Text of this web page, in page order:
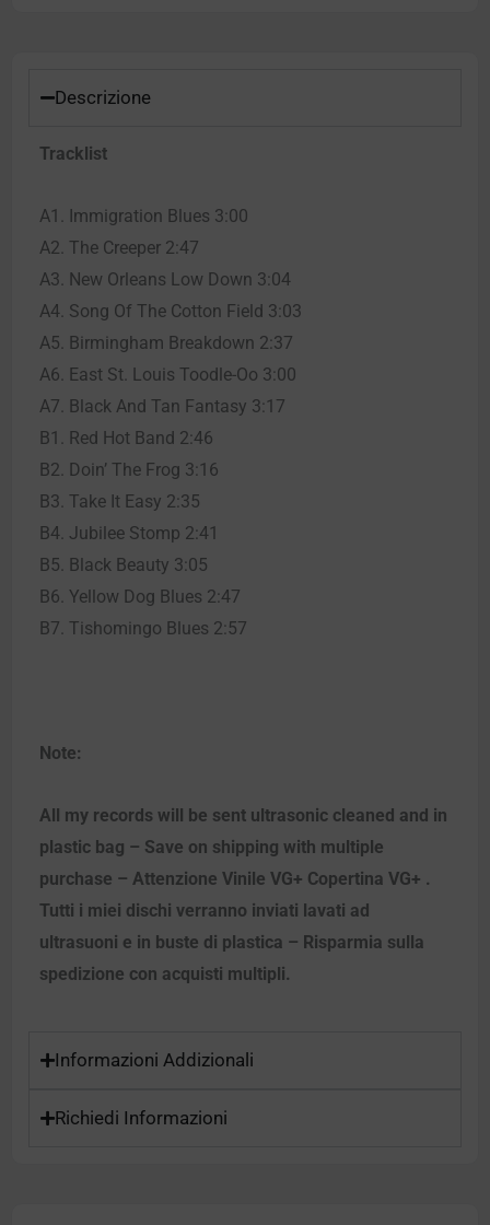
Descrizione
Tracklist
A1. Immigration Blues 3:00
A2. The Creeper 2:47
A3. New Orleans Low Down 3:04
A4. Song Of The Cotton Field 3:03
A5. Birmingham Breakdown 2:37
A6. East St. Louis Toodle-Oo 3:00
A7. Black And Tan Fantasy 3:17
B1. Red Hot Band 2:46
B2. Doin’ The Frog 3:16
B3. Take It Easy 2:35
B4. Jubilee Stomp 2:41
B5. Black Beauty 3:05
B6. Yellow Dog Blues 2:47
B7. Tishomingo Blues 2:57
Note:
All my records will be sent ultrasonic cleaned and in
plastic bag – Save on shipping with multiple
purchase – Attenzione Vinile VG+ Copertina VG+ .
Tutti i miei dischi verranno inviati lavati ad
ultrasuoni e in buste di plastica – Risparmia sulla
spedizione con acquisti multipli.
Informazioni Addizionali
Richiedi Informazioni